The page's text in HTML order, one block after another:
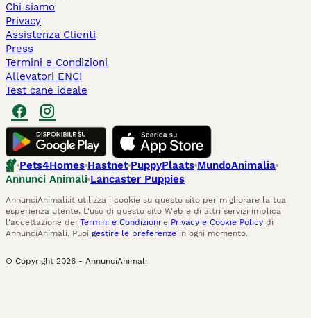
Chi siamo
Privacy
Assistenza Clienti
Press
Termini e Condizioni
Allevatori ENCI
Test cane ideale
Pets4Homes Hastnet PuppyPlaats MundoAnimalia
Annunci Animali Lancaster Puppies
AnnunciAnimali.it utilizza i cookie su questo sito per migliorare la tua
esperienza utente. L'uso di questo sito Web e di altri servizi implica
l'accettazione dei Termini e Condizioni e Privacy e Cookie Policy di
AnnunciAnimali. Puoi gestire le preferenze in ogni momento.
© Copyright 2026 - AnnunciAnimali